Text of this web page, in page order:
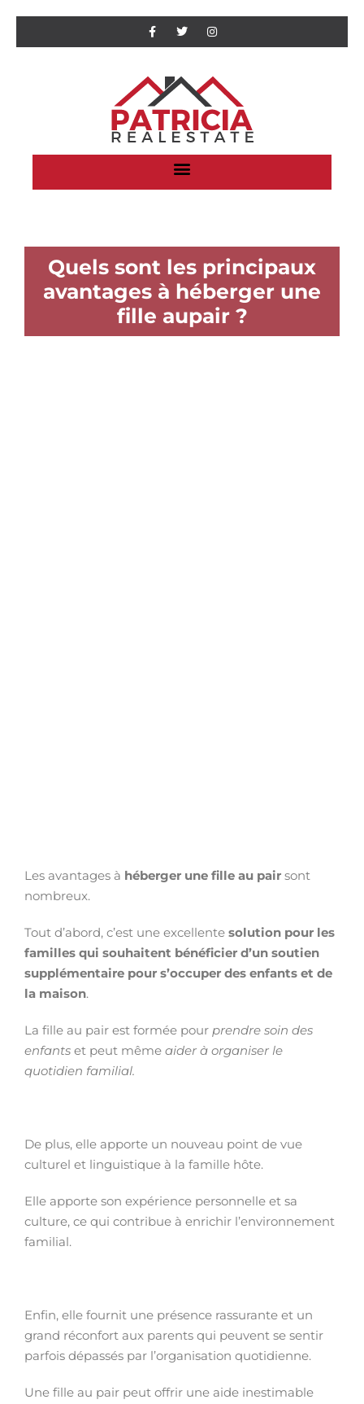
Quels sont les principaux
avantages à héberger une
fille aupair ?
Les avantages à héberger une fille au pair sont
nombreux.
Tout d’abord, c’est une excellente solution pour les
familles qui souhaitent bénéficier d’un soutien
supplémentaire pour s’occuper des enfants et de
la maison.
La fille au pair est formée pour prendre soin des
enfants et peut même aider à organiser le
quotidien familial.
De plus, elle apporte un nouveau point de vue
culturel et linguistique à la famille hôte.
Elle apporte son expérience personnelle et sa
culture, ce qui contribue à enrichir l’environnement
familial.
Enfin, elle fournit une présence rassurante et un
grand réconfort aux parents qui peuvent se sentir
parfois dépassés par l’organisation quotidienne.
Une fille au pair peut offrir une aide inestimable